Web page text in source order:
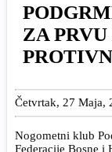
ZA
Četvrtak, 27 Maja,
Nogometni klub
Federacije Bosne i